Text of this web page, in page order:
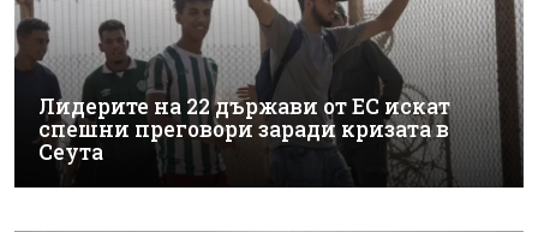
Лидерите на 22 държави от ЕС искат
спешни преговори заради кризата в
Сеута